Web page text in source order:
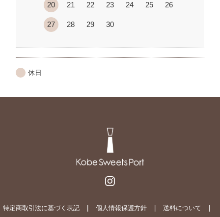
20 21 22 23 24 25 26
27 28 29 30
休日
特定商取引法に基づく表記 個人情報保護方針 送料について